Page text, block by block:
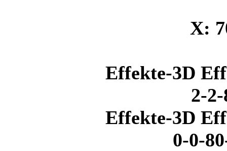
X:
Effekte-3D
2-
Effekte-3D
0-0-